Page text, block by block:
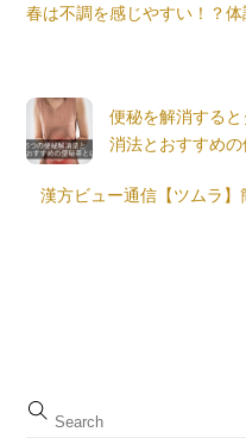
春は不調を感じやすい！？
便秘を解消する
消法とおすすめ
漢方ビュー通信【ツムラ